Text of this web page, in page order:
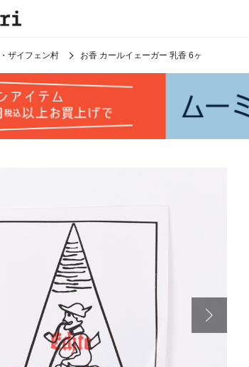
ザイフェン村 お香 カールイェーガー 乳香 6ヶ